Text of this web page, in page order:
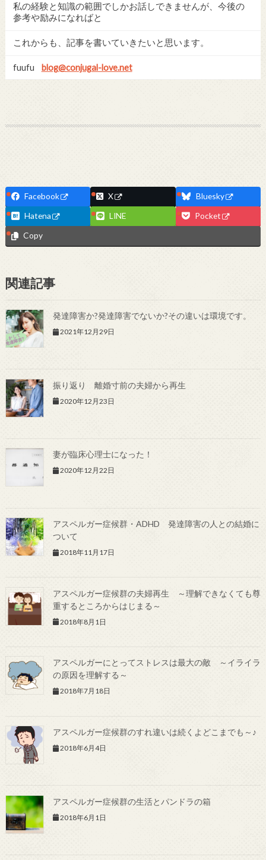
私の経験と知識の範囲でしかお話しできませんが、今後の
参考や励みになればと
これからも、記事を書いていきたいと思います。
fuufu blog@conjugal-love.net
Facebook X
Bluesky
Hatena
LINE
Pocket
Copy
関連記事
発達障害か?発達障害でないか?その違いは環境です。
2021年12月29日
振り返り 離婚寸前の夫婦から再生
2020年12月23日
妻が臨床心理士になった！
2020年12月22日
アスペルガー症候群・ADHD 発達障害の人との結婚に
ついて
2018年11月17日
アスペルガー症候群の夫婦再生 ～理解できなくても尊
重するところからはじまる～
2018年8月1日
アスペルガーにとってストレスは最大の敵 ～イライラ
の原因を理解する～
2018年7月18日
アスペルガー症候群のすれ違いは続くよどこまでも～♪
2018年6月4日
アスペルガー症候群の生活とパンドラの箱
2018年6月1日